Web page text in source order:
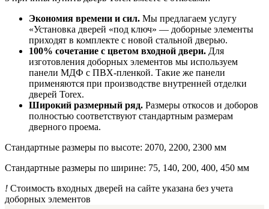
Экономия времени и сил. Мы предлагаем услугу
«Установка дверей «под ключ» — доборные элементы
приходят в комплекте с новой стальной дверью.
100% сочетание с цветом входной двери. Для
изготовления доборных элементов мы используем
панели МДФ с ПВХ-пленкой. Такие же панели
применяются при производстве внутренней отделки
дверей Torex.
Широкий размерный ряд. Размеры откосов и доборов
полностью соответствуют стандартным размерам
дверного проема.
Стандартные размеры по высоте: 2070, 2200, 2300 мм
Стандартные размеры по ширине: 75, 140, 200, 400, 450 мм
! Стоимость входных дверей на сайте указана без учета
доборных элементов